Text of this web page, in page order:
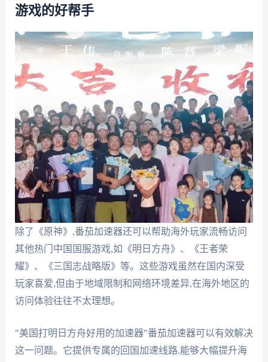
游戏的好帮手
除了《原神》,番茄加速器还可以帮助海外玩家流畅访问
其他热门中国国服游戏,如《明日方舟》、《王者荣
耀》、《三国志战略版》等。这些游戏虽然在国内深受
玩家喜爱,但由于地域限制和网络环境差异,在海外地区的
访问体验往往不太理想。
"美国打明日方舟好用的加速器"番茄加速器可以有效解决
这一问题。它提供专属的回国加速线路,能够大幅提升海